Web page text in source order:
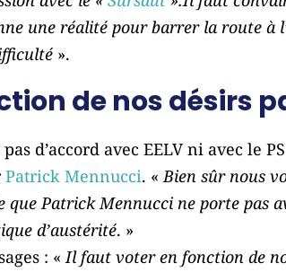
une réalité pour barrer la route à
».
de nos désirs
d’accord avec EELV ni avec le
Patrick Mennucci. «Bien sûr nous
Patrick Mennucci ne porte pas
d’austérité. »
: «Il faut voter en fonction de